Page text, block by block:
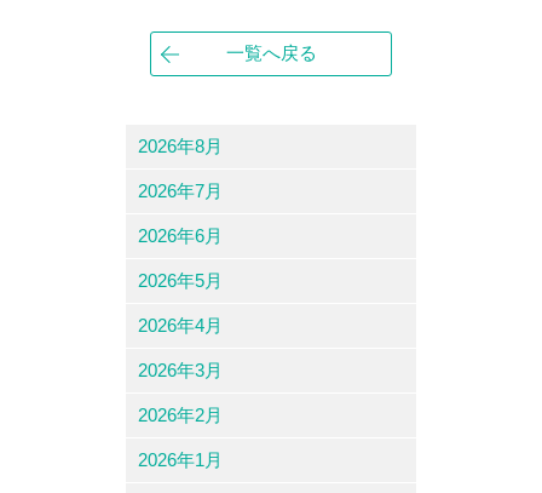
一覧へ戻る
2026年8月
2026年7月
2026年6月
2026年5月
2026年4月
2026年3月
2026年2月
2026年1月